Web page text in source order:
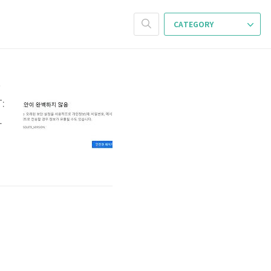
CATEGORY